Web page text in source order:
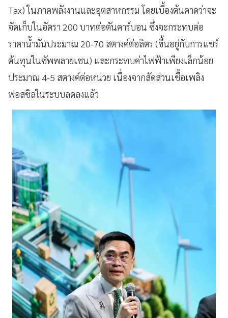
Tax) ในภาคพลังงานและอุตสาหกรรม โดยเบื้องต้นคาดว่าจะ
จัดเก็บในอัตรา 200 บาทต่อตันคาร์บอน ซึ่งจะกระทบต่อ
ราคาน้ำมันประมาณ 20-70 สตางค์ต่อลิตร (ขึ้นอยู่กับการแชร์
ต้นทุนในซัพพลายเชน) และกระทบค่าไฟฟ้าเพียงเล็กน้อย
ประมาณ 4-5 สตางค์ต่อหน่วย เนื่องจากสัดส่วนเชื้อเพลิง
ฟอสซิลในระบบลดลงแล้ว